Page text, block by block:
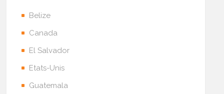
Belize
Canada
El Salvador
Etats-Unis
Guatemala